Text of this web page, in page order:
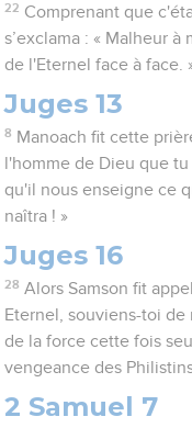
22 Comprenant que
s’exclama : « Malheur
de l'Eternel face à face.
Juges 13
8 Manoach fit cette
l'homme de Dieu que
qu'il nous enseigne ce
naîtra ! »
Juges 16
28 Alors Samson fit
Eternel, souviens-toi de
de la force cette fois
vengeance des
2 Samuel 7